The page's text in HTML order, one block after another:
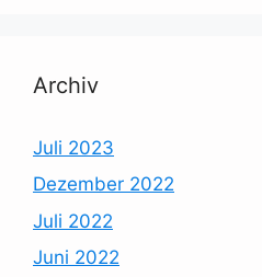
Archiv
Juli 2023
Dezember 2022
Juli 2022
Juni 2022